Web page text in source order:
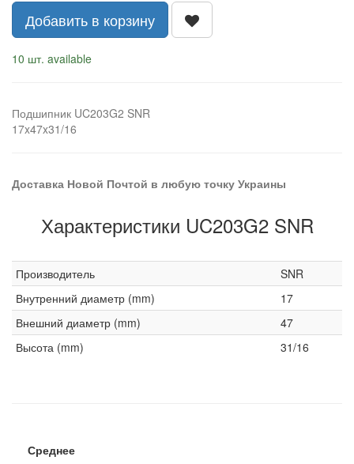
Добавить в корзину
10 шт. available
Подшипник UC203G2 SNR
17x47x31/16
Доставка Новой Почтой в любую точку Украины
Характеристики UC203G2 SNR
Производитель
SNR
Внутренний диаметр (mm)
17
Внешний диаметр (mm)
47
Высота (mm)
31/16
Среднее